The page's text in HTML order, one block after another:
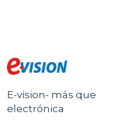
E-vision- más que
electrónica